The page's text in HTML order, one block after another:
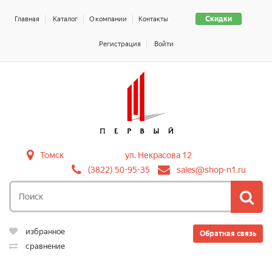
Скидки
Главная Каталог О компании Контакты
Регистрация Войти
Томск
ул. Некрасова 12
(3822) 50-95-35
sales@shop-n1.ru
Обратная связь
избранное
сравнение